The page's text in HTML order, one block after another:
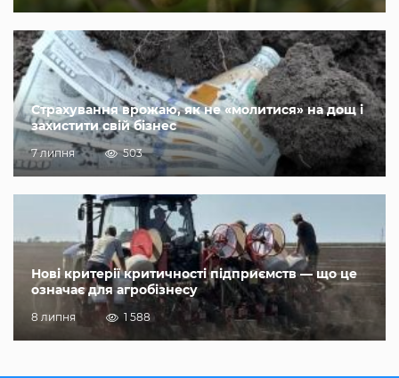
Страхування врожаю, як не «молитися» на дощ і
захистити свій бізнес
7 липня 503
Нові критерії критичності підприємств — що це
означає для агробізнесу
8 липня 1 588